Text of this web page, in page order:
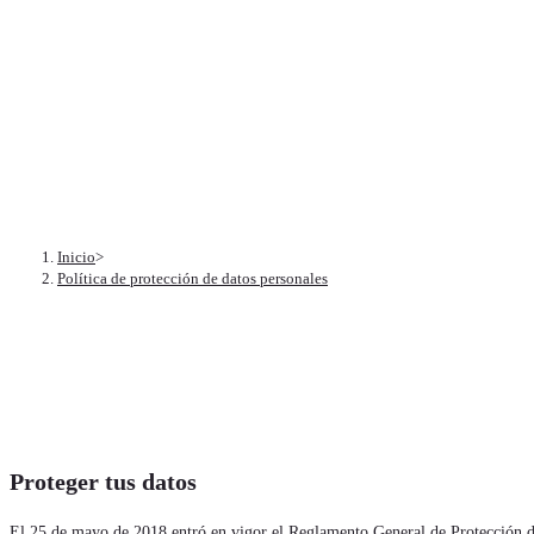
Inicio>
Política de protección de datos personales
Proteger tus datos